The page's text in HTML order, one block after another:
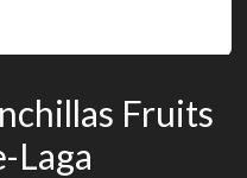
Fruits
Laga